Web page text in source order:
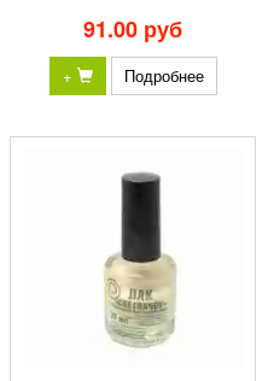
91.00 руб
+ Подробнее